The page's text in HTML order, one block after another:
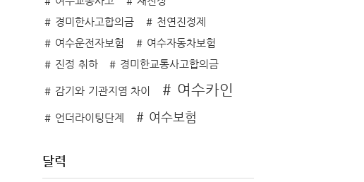
경미한사고합의금
천연진정제
여수운전자보험
여수자동차보험
진정 취하
경미한교통사고합의금
감기와 기관지염 차이 여수카인
언더라이팅단계 여수보험
달력